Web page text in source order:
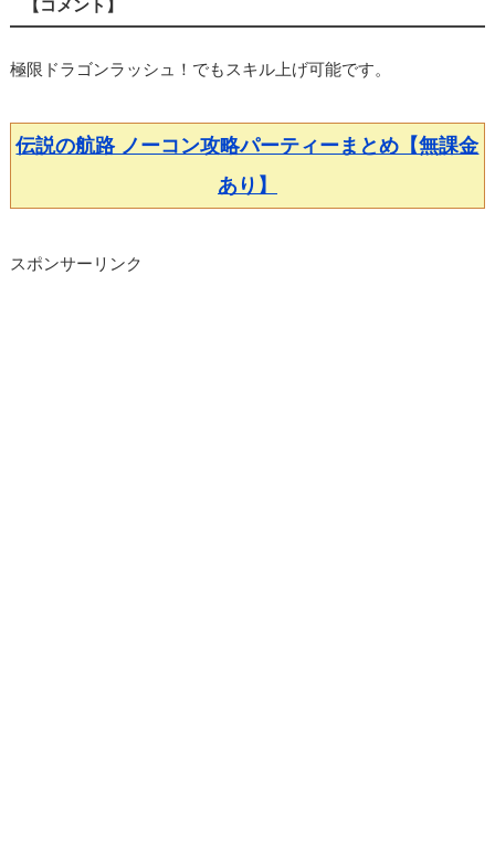
【コメント】
極限ドラゴンラッシュ！でもスキル上げ可能です。
伝説の航路 ノーコン攻略パーティーまとめ【無課金
あり】
スポンサーリンク